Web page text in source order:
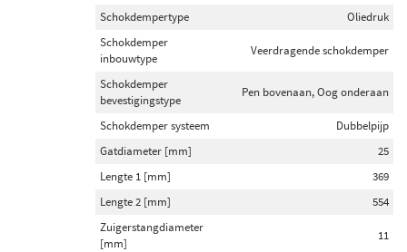
Schokdempertype
Oliedruk
Schokdemper
inbouwtype
Veerdragende schokdemper
Schokdemper
bevestigingstype
Pen bovenaan, Oog onderaan
Schokdemper systeem
Dubbelpijp
Gatdiameter [mm]
25
Lengte 1 [mm]
369
Lengte 2 [mm]
554
Zuigerstangdiameter
[mm]
11